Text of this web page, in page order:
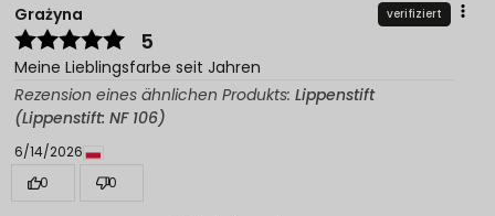
Grażyna verifiziert
5
Meine Lieblingsfarbe seit Jahren
Rezension eines ähnlichen Produkts: Lippenstift
(Lippenstift: NF 106)
6/14/2026
0
0